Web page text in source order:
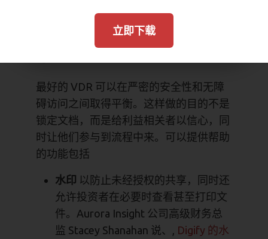
7.安全但可访问的共
最好的 VDR 可以在严密的安全性和无障
碍访问之间取得平衡。这样做的目的不是
锁定文档，而是给利益相关者以信心，同
时让他们参与到流程中来。可以提供帮助
的功能包括
水印 以防止未经授权的共享，同时还
允许投资者在必要时查看甚至打印文
件。Aurora Insight 公司高级财务总
监 Stacey Shanahan 说、, Digify 的水
立即下载